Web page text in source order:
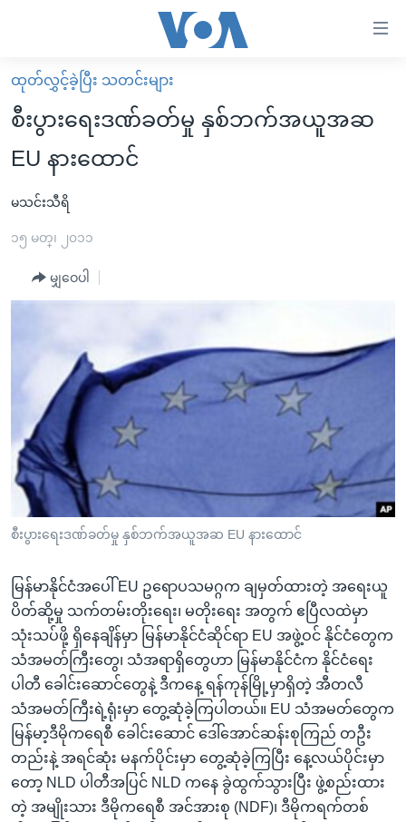
လွယ်ကူ
စေ
သည့်
များ
ပင်မ
ညွန်း
စာမျက်နှာ
သို့
ကျော်
ကြည့်
ရှာဖွေ
ရန်
နေရာ
သို့
ကျော်
ရန်
မူလစာမျက်နှာ
မြန်မာ
ကမ္ဘာ့သတင်းများ
နိုင်ငံတကာ
အစ္စရေး-ပါလက်စတိုင်း
ဗွီဒီယို
အင်္ဂလိပ်စာလေ့လာမယ်
မကြေးမုံရဲ့ အင်္ဂလိပ်စာ
ရုပ်ရှင်ထဲက အင်္ဂလိပ်စာ
သုတပဒေသာ အင်္ဂလိပ်စာ
ရေဒီယိုနှင့်ရုပ်သံ အချက်အလက်များ
ရေဒီယို/တီဗွီအစီအစဉ်
Learning English
ဗွီအိုအေ လူမှုကွန်ယက်များ
ဘာသာစကားများ
ထုတ်လွှင့်ခဲ့ပြီး သတင်းများ
စီးပွားရေးဒဏ်ခတ်မှု နှစ်ဘက်အယူအဆ
EU နားထောင်
မသင်းသီရိ
၁၅ မတ္၊ ၂၀၁၁
မျှဝေပါ
စီးပွားရေးဒဏ်ခတ်မှု နှစ်ဘက်အယူအဆ EU နားထောင်
မြန်မာနိုင်ငံအပေါ် EU ဥရောပသမဂ္ဂက ချမှတ်ထားတဲ့ အရေးယူ
ပိတ်ဆို့မှု သက်တမ်းတိုးရေး၊ မတိုးရေး အတွက် ဧပြီလထဲမှာ
သုံးသပ်ဖို့ ရှိနေချိန်မှာ မြန်မာနိုင်ငံဆိုင်ရာ EU အဖွဲ့ဝင် နိုင်ငံတွေက
သံအမတ်ကြီးတွေ၊ သံအရာရှိတွေဟာ မြန်မာနိုင်ငံက နိုင်ငံရေး
ပါတီ ခေါင်းဆောင်တွေနဲ့ ဒီကနေ့ ရန်ကုန်မြို့မှာရှိတဲ့ အီတလီ
သံအမတ်ကြီးရဲ့ရုံးမှာ တွေ့ဆုံခဲ့ကြပါတယ်။ EU သံအမတ်တွေက
မြန်မာ့ဒီမိုကရေစီ ခေါင်းဆောင် ဒေါ်အောင်ဆန်းစုကြည် တဦး
တည်းနဲ့ အရင်ဆုံး မနက်ပိုင်းမှာ တွေ့ဆုံခဲ့ကြပြီး နေ့လယ်ပိုင်းမှာ
တော့ NLD ပါတီအပြင် NLD ကနေ ခွဲထွက်သွားပြီး ဖွဲ့စည်းထား
တဲ့ အမျိုးသား ဒီမိုကရေစီ အင်အားစု (NDF)၊ ဒီမိုကရက်တစ်